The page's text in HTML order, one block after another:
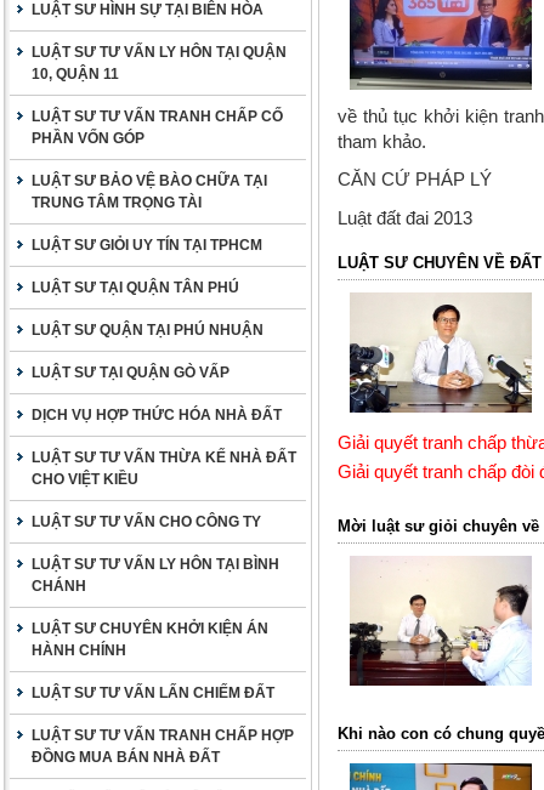
LUẬT SƯ HÌNH SỰ TẠI BIÊN HÒA
LUẬT SƯ TƯ VẤN LY HÔN TẠI QUẬN
10, QUẬN 11
LUẬT SƯ TƯ VẤN TRANH CHẤP CỐ
PHẦN VỐN GÓP
LUẬT SƯ BẢO VỆ BÀO CHỮA TẠI
TRUNG TÂM TRỌNG TÀI
LUẬT SƯ GIỎI UY TÍN TẠI TPHCM
LUẬT SƯ TẠI QUẬN TÂN PHÚ
LUẬT SƯ QUẬN TẠI PHÚ NHUẬN
LUẬT SƯ TẠI QUẬN GÒ VẤP
DỊCH VỤ HỢP THỨC HÓA NHÀ ĐẤT
LUẬT SƯ TƯ VẤN THỪA KẾ NHÀ ĐẤT
CHO VIỆT KIỀU
LUẬT SƯ TƯ VẤN CHO CÔNG TY
LUẬT SƯ TƯ VẤN LY HÔN TẠI BÌNH
CHÁNH
LUẬT SƯ CHUYÊN KHỞI KIỆN ÁN
HÀNH CHÍNH
LUẬT SƯ TƯ VẤN LẤN CHIẾM ĐẤT
LUẬT SƯ TƯ VẤN TRANH CHẤP HỢP
ĐỒNG MUA BÁN NHÀ ĐẤT
về thủ tục khởi kiện
tham khảo.
CĂN CỨ PHÁP LÝ
Luật đất đai 2013
LUẬT SƯ CHUYÊN VỀ
Giải quyết tranh chấp
Giải quyết tranh chấp đòi
Mời luật sư giỏi chuyên về
Khi nào con có chung